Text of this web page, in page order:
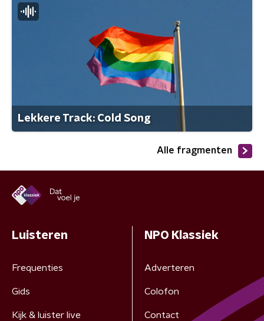
Lekkere Track: Cold Song
Alle fragmenten
Luisteren
Frequenties
Gids
Kijk & luister live
NPO Klassiek
Adverteren
Colofon
Contact